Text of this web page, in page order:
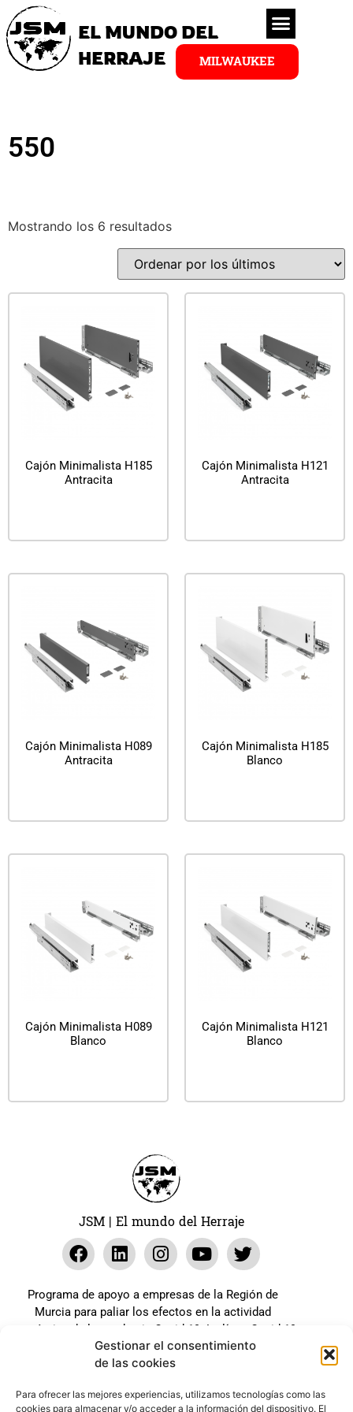
Gestionar el consentimiento
de las cookies
Para ofrecer las mejores experiencias, utilizamos tecnologías como las
cookies para almacenar y/o acceder a la información del dispositivo. El
EL MUNDO DEL
HERRAJE
MILWAUKEE
550
Mostrando los 6 resultados
Cajón Minimalista H185
Antracita
Cajón Minimalista H121
Antracita
Cajón Minimalista H089
Antracita
Cajón Minimalista H185
Blanco
Cajón Minimalista H089
Blanco
Cajón Minimalista H121
Blanco
JSM | El mundo del Herraje
Programa de apoyo a empresas de la Región de
Murcia para paliar los efectos en la actividad
económica de la pandemia Covid-19. La línea Covid-19
coste cero cofinanciada por la unión europea.
Expediente: 2020.07.COSI.0483